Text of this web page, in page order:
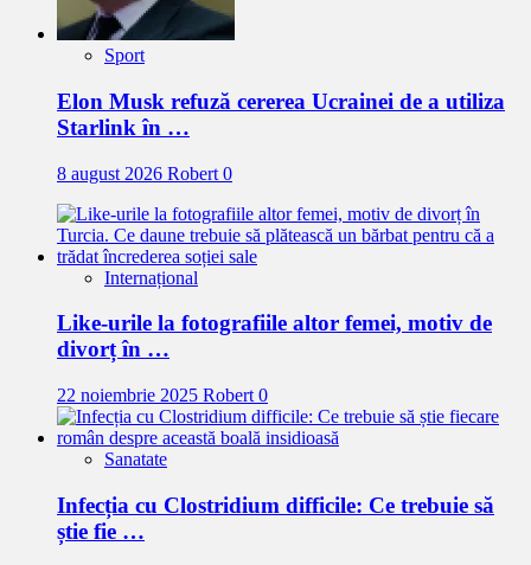
Sport
Elon Musk refuză cererea Ucrainei de a utiliza
Starlink în …
8 august 2026 Robert 0
Internațional
Like-urile la fotografiile altor femei, motiv de
divorț în …
22 noiembrie 2025 Robert 0
Sanatate
Infecția cu Clostridium difficile: Ce trebuie să
știe fie …